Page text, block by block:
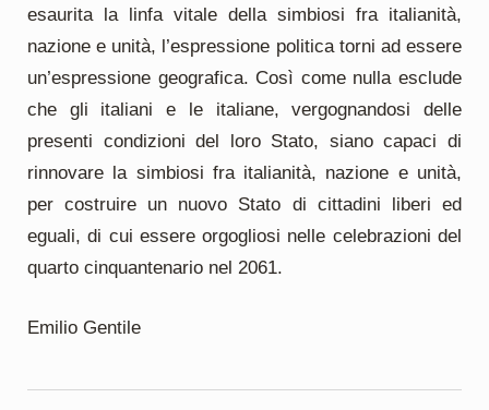
esaurita la linfa vitale della simbiosi fra italianità,
nazione e unità, l’espressione politica torni ad essere
un’espressione geografica. Così come nulla esclude
che gli italiani e le italiane, vergognandosi delle
presenti condizioni del loro Stato, siano capaci di
rinnovare la simbiosi fra italianità, nazione e unità,
per costruire un nuovo Stato di cittadini liberi ed
eguali, di cui essere orgogliosi nelle celebrazioni del
quarto cinquantenario nel 2061.
Emilio Gentile